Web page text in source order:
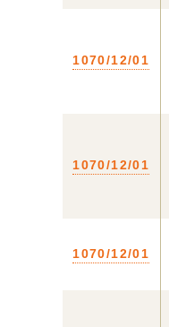
1070/12/01
1070/12/01
1070/12/01